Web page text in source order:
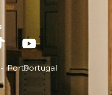
PortoPortugal